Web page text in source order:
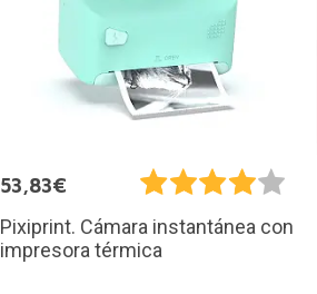
53,83€
Pixiprint. Cámara instantánea con
impresora térmica